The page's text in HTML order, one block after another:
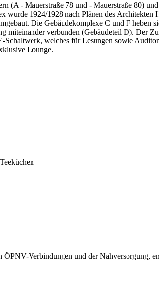
(A - Mauerstraße 78 und - Mauerstraße 80)
wurde 1924/1928 nach Plänen des
Die Gebäudekomplexe C und F
miteinander verbunden (Gebäudeteil D). Der
Schaltwerk, welches für Lesungen sowie
Lounge.
Verbindungen und der Nahversorgung,